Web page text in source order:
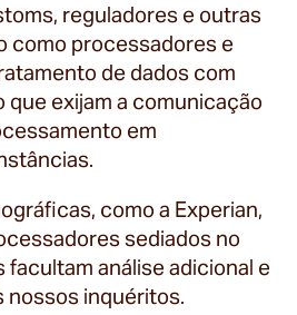
reguladores e outras
como processadores e
de dados com
que exijam a comunicação
em
como a Experian,
sediados no
facultam análise adicional e
nossos inquéritos.